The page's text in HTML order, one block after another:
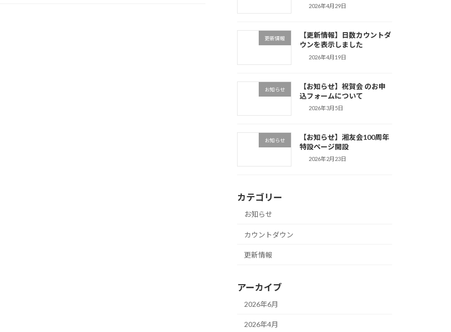
2026年4月29日
更新情報
【更新情報】日数カウントダ
ウンを表示しました
2026年4月19日
お知らせ
【お知らせ】祝賀会 のお申
込フォームについて
2026年3月5日
お知らせ
【お知らせ】湘友会100周年
特設ページ開設
2026年2月23日
カテゴリー
お知らせ
カウントダウン
更新情報
アーカイブ
2026年6月
2026年4月